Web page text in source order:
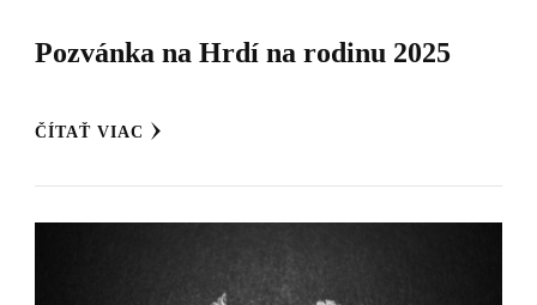
Pozvánka na Hrdí na rodinu 2025
ČÍTAŤ VIAC